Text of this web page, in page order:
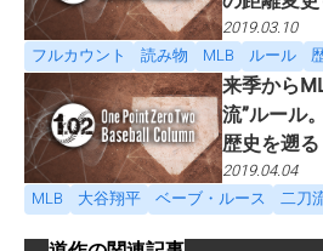
2019.03.10
フルカウント
読み物 MLB ルール
来季から
流”ルール
歴史を遡る
2019.04.04
MLB
大谷翔平 ベーブ・ルース 二刀